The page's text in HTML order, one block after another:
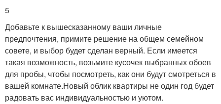
5
Добавьте к вышесказанному ваши личные
предпочтения, примите решение на общем семейном
совете, и выбор будет сделан верный. Если имеется
такая возможность, возьмите кусочек выбранных обоев
для пробы, чтобы посмотреть, как они будут смотреться в
вашей комнате.Новый облик квартиры не один год будет
радовать вас индивидуальностью и уютом.